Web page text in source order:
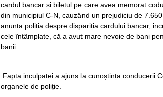
cardul bancar și biletul pe care avea memorat
din municipiul C-N, cauzând un prejudiciu de
anunța poliția despre dispariția cardului bancar,
cele întâmplate, că a avut mare nevoie de bani
banii.
Fapta inculpatei a ajuns la cunoștința conducerii
organele de poliție.